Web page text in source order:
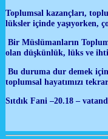
Toplumsal kazançları,
lüksler içinde yaşıyorken,
Bir Müslümanların
olan düşkünlük, lüks ve
Bu duruma dur demek için
toplumsal hayatımızı
Sıtdık Fani –20.18 –